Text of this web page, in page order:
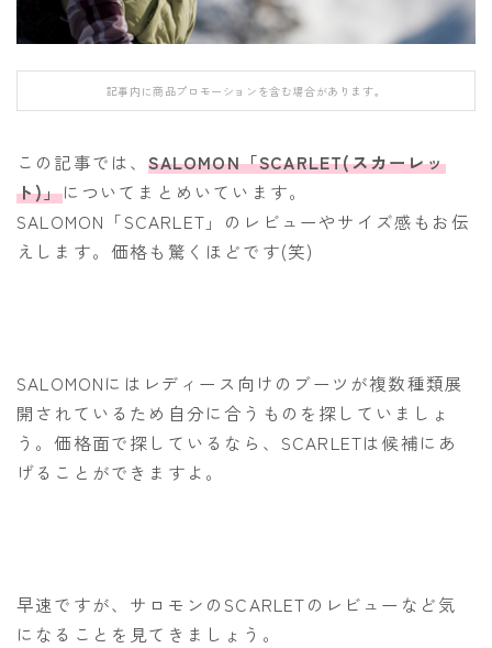
DEATH LABEL
DRAKE
FANATIC
FNTC
GNU
GRAY
JONES
K2
MOSS
OGASAKA
記事内に商品プロモーションを含む場合があります。
この記事では、SALOMON「SCARLET(スカーレッ
ト)」についてまとめいています。
SALOMON「SCARLET」のレビューやサイズ感もお伝
えします。価格も驚くほどです(笑)
SALOMONにはレディース向けのブーツが複数種類展
開されているため自分に合うものを探していましょ
う。価格面で探しているなら、SCARLETは候補にあ
げることができますよ。
早速ですが、サロモンのSCARLETのレビューなど気
になることを見てきましょう。